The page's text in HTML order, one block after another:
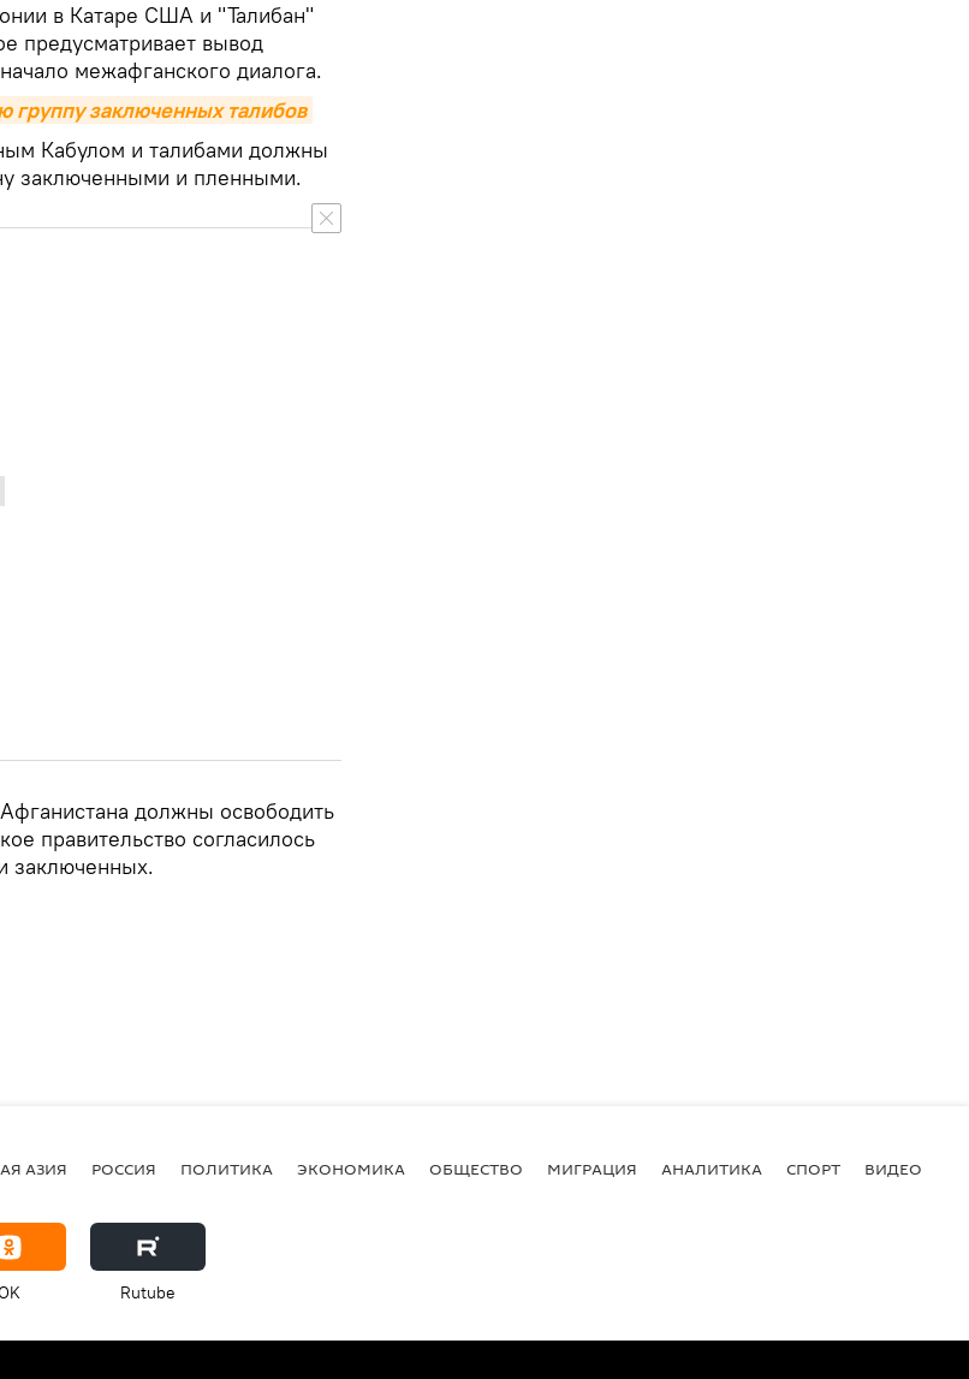
в Катаре США и "Талибан"
предусматривает вывод
межафганского диалога.
группу заключенных талибов
Кабулом и талибами должны
заключенными и пленными.
должны освободить
правительство согласилось
заключенных.
АЗИЯ РОССИЯ ПОЛИТИКА ЭКОНОМИКА ОБЩЕСТВО МИГРАЦИЯ АНАЛИТИКА СПОРТ ВИДЕО
OK Rutube